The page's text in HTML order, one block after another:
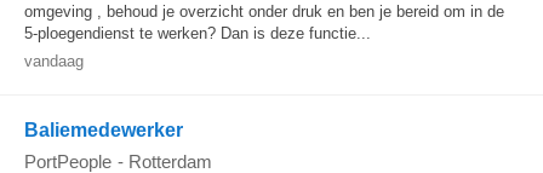
omgeving , behoud je overzicht onder druk en ben je bereid om in de
5-ploegendienst te werken? Dan is deze functie...
vandaag
Baliemedewerker
PortPeople - Rotterdam